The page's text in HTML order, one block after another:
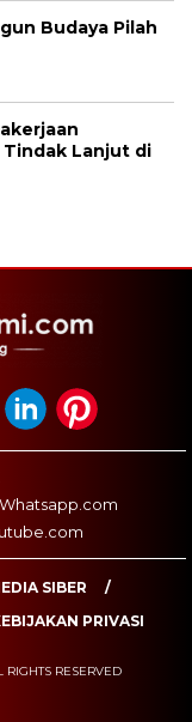
Budaya Pilah
Tindak Lanjut di
Whatsapp.com
SIBER
PRIVASI
RESERVED